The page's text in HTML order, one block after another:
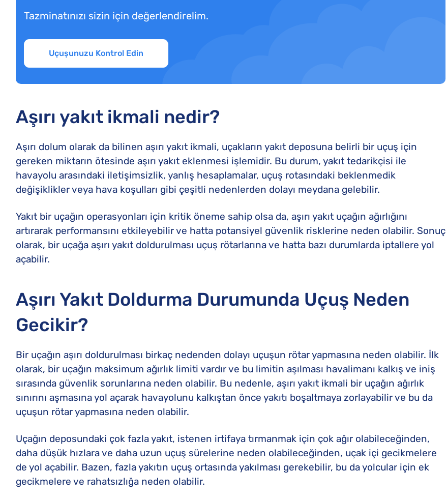
Tazminatınızı sizin için değerlendirelim.
Uçuşunuzu Kontrol Edin
Aşırı yakıt ikmali nedir?
Aşırı dolum olarak da bilinen aşırı yakıt ikmali, uçakların yakıt deposuna belirli bir uçuş için
gereken miktarın ötesinde aşırı yakıt eklenmesi işlemidir. Bu durum, yakıt tedarikçisi ile
havayolu arasındaki iletişimsizlik, yanlış hesaplamalar, uçuş rotasındaki beklenmedik
değişiklikler veya hava koşulları gibi çeşitli nedenlerden dolayı meydana gelebilir.
Yakıt bir uçağın operasyonları için kritik öneme sahip olsa da, aşırı yakıt uçağın ağırlığını
artırarak performansını etkileyebilir ve hatta potansiyel güvenlik risklerine neden olabilir. Sonuç
olarak, bir uçağa aşırı yakıt doldurulması uçuş rötarlarına ve hatta bazı durumlarda iptallere yol
açabilir.
Aşırı Yakıt Doldurma Durumunda Uçuş Neden
Gecikir?
Bir uçağın aşırı doldurulması birkaç nedenden dolayı uçuşun rötar yapmasına neden olabilir. İlk
olarak, bir uçağın maksimum ağırlık limiti vardır ve bu limitin aşılması havalimanı kalkış ve iniş
sırasında güvenlik sorunlarına neden olabilir. Bu nedenle, aşırı yakıt ikmali bir uçağın ağırlık
sınırını aşmasına yol açarak havayolunu kalkıştan önce yakıtı boşaltmaya zorlayabilir ve bu da
uçuşun rötar yapmasına neden olabilir.
Uçağın deposundaki çok fazla yakıt, istenen irtifaya tırmanmak için çok ağır olabileceğinden,
daha düşük hızlara ve daha uzun uçuş sürelerine neden olabileceğinden, uçak içi gecikmelere
de yol açabilir. Bazen, fazla yakıtın uçuş ortasında yakılması gerekebilir, bu da yolcular için ek
gecikmelere ve rahatsızlığa neden olabilir.